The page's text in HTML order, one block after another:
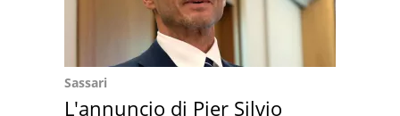
Sassari
L'annuncio di Pier Silvio